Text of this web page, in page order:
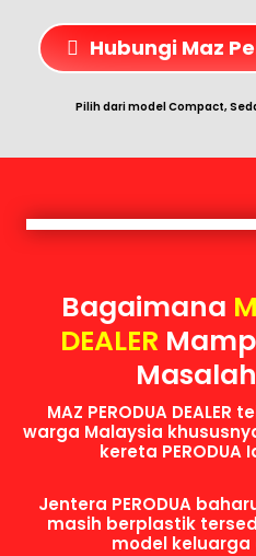
Hubungi Maz
Pilih dari model Compact,
Bagaimana
DEALER
MAZ PERODUA
warga Malaysia
kereta
Jentera PERODUA
masih berplastik
model keluarga